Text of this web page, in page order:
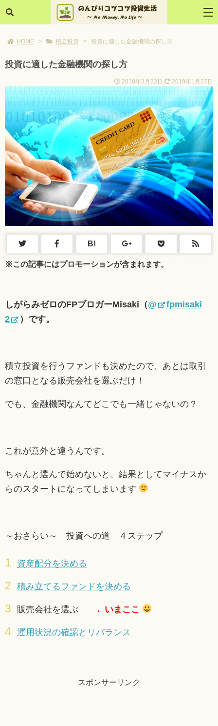
HOME > 積立投資 > 投資に適した金融機関の探し方
投資に適した金融機関の探し方
2018年3月22日 2019年1月27日
B!
※この記事にはプロモーションが含まれます。
しがらみゼロのFPブロガーMisaki（@
fpmisaki
2
）です。
積立投資を行うファンドも決めたので、あとは取引
の窓口となる販売会社を選ぶだけ！
でも、金融機関なんてどこでも一緒じゃないの？
これが意外と違うんです。
ちゃんと選んで始めないと、結果としてマイナスか
らのスタートになってしまいます
～おさらい～ 投資への道 ４ステップ
資産配分を決める
積み立てるファンドを決める
販売会社を選ぶ ←いまここ
運用状況の確認とリバランス
スポンサーリンク